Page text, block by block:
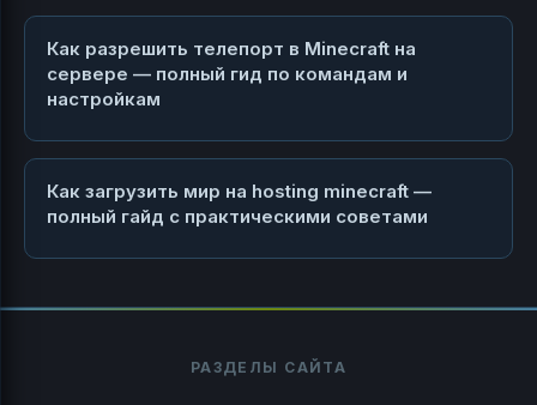
Как разрешить телепорт в Minecraft на
сервере — полный гид по командам и
настройкам
Как загрузить мир на hosting minecraft —
полный гайд с практическими советами
РАЗДЕЛЫ САЙТА